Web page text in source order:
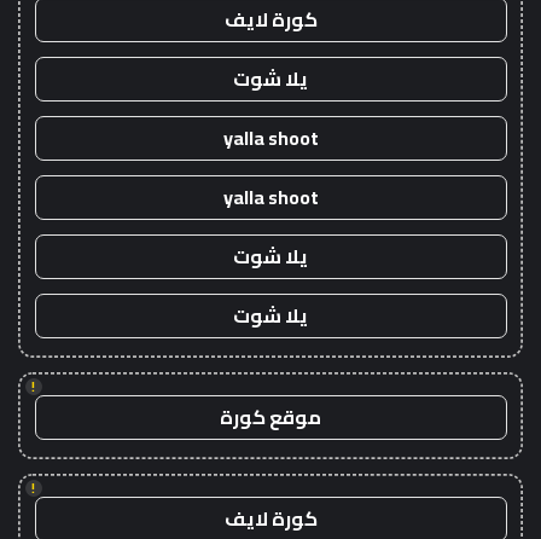
كورة لايف
يلا شوت
yalla shoot
yalla shoot
يلا شوت
يلا شوت
!
موقع كورة
!
كورة لايف